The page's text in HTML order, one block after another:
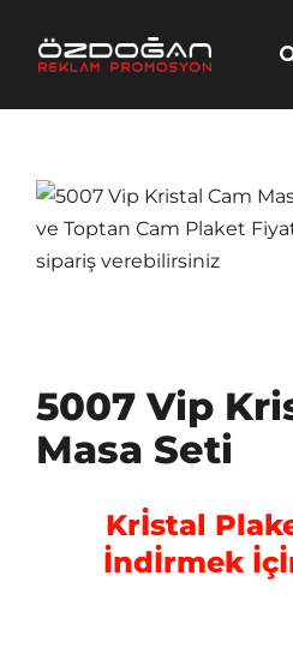
content
5007 Vip
Masa Seti
Krİstal
İndİrmek